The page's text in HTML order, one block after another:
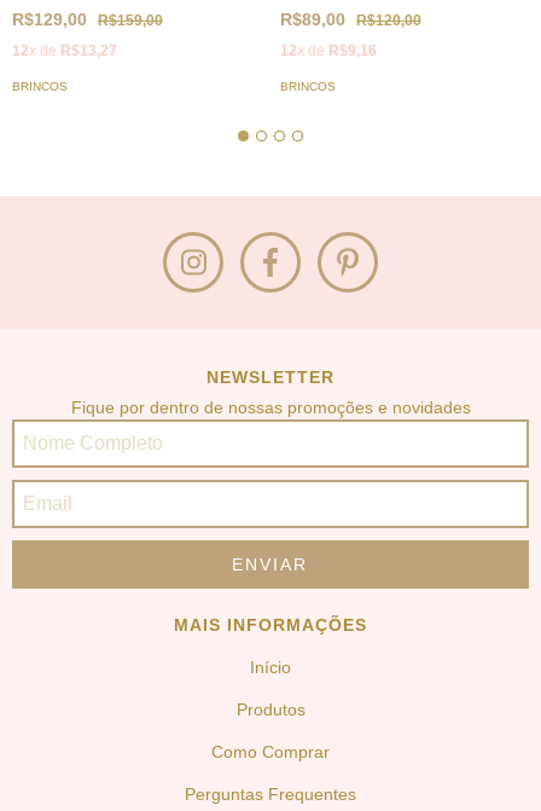
R$129,00
R$159,00
12x de R$13,27
BRINCOS
R$89,00
R$120,00
12x de R$9,16
BRINCOS
NEWSLETTER
Fique por dentro de nossas promoções e novidades
MAIS INFORMAÇÕES
Início
Produtos
Como Comprar
Perguntas Frequentes